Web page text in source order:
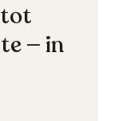
— in